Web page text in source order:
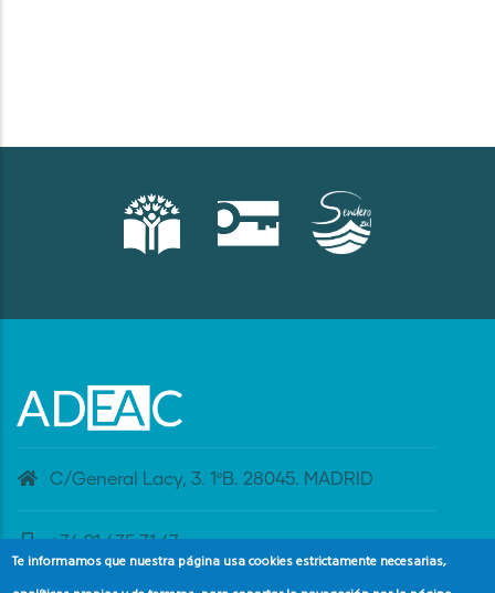
C/General Lacy, 3. 1ºB. 28045. MADRID
+34 91 435 31 47
Te informamos que nuestra página usa cookies estrictamente necesarias,